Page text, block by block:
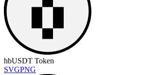
hbUSDT Token
SVGPNG